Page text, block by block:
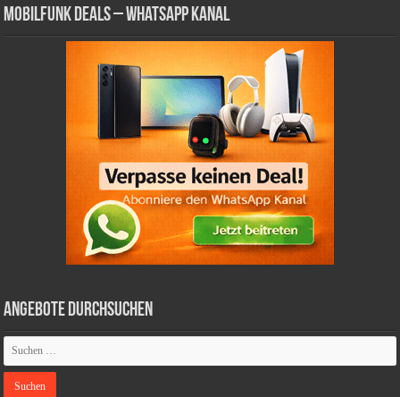
Mobilfunk Deals – WhatsApp Kanal
Angebote durchsuchen